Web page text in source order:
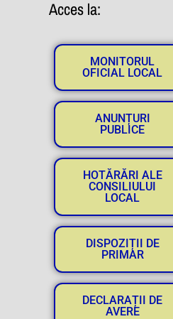
Acces la:
MONITORUL
OFICIAL LOCAL
ANUNȚURI
PUBLICE
HOTĂRĂRI ALE
CONSILIULUI
LOCAL
DISPOZIȚII DE
PRIMAR
DECLARAȚII DE
AVERE